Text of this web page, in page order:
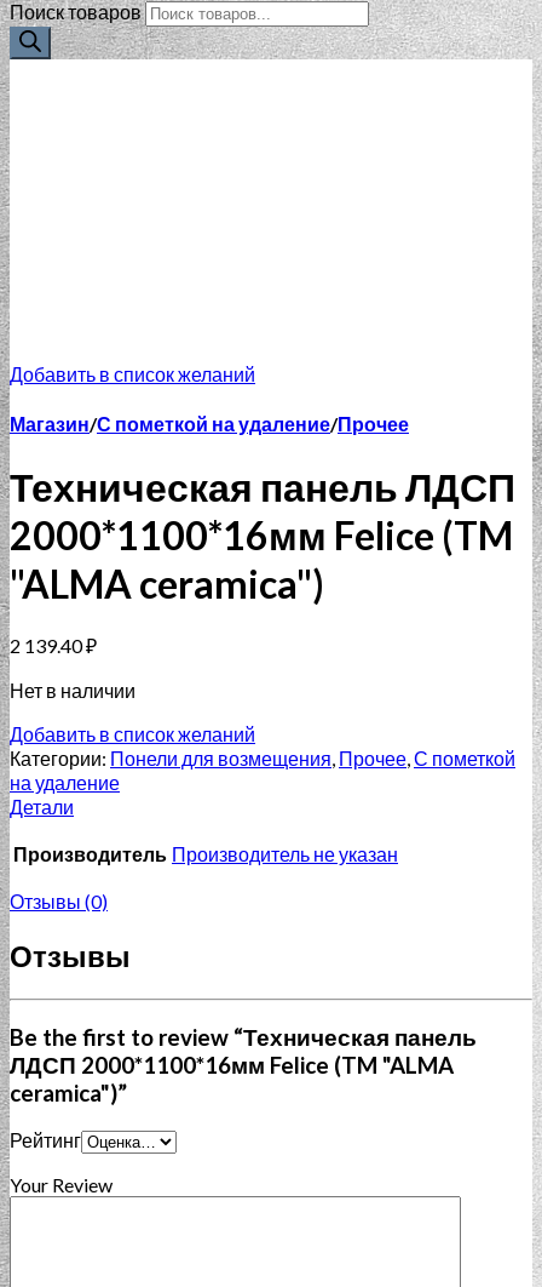
Поиск товаров
Добавить в список желаний
Магазин/С пометкой на удаление/Прочее
Техническая панель ЛДСП
2000*1100*16мм Felice (TM
"ALMA ceramica")
2 139.40₽
Нет в наличии
Добавить в список желаний
Категории: Понели для возмещения, Прочее,С пометкой
на удаление
Детали
Производитель Производитель не указан
Отзывы (0)
Отзывы
Be the first to review “Техническая панель
ЛДСП 2000*1100*16мм Felice (TM "ALMA
ceramica")”
Рейтинг
Your Review